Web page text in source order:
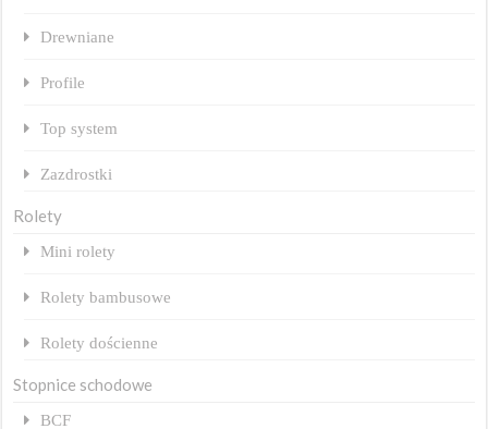
Drewniane
Profile
Top system
Zazdrostki
Rolety
Mini rolety
Rolety bambusowe
Rolety dościenne
Stopnice schodowe
BCF